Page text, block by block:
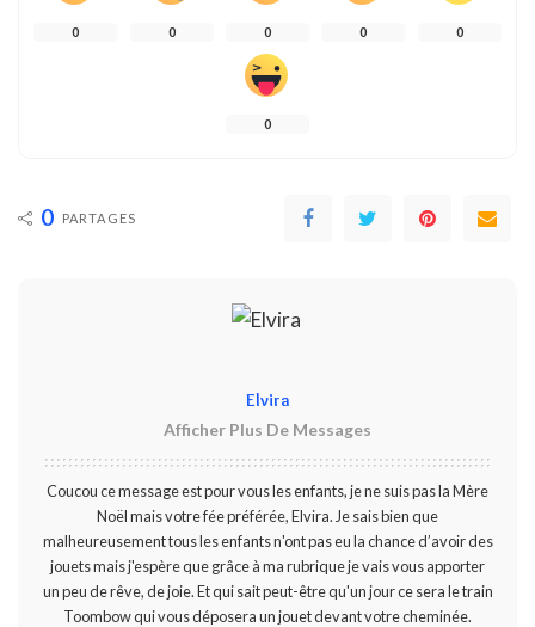
0 0 0 0 0
0
0 PARTAGES
Elvira
Afficher Plus De Messages
Coucou ce message est pour vous les enfants, je ne suis pas la Mère
Noël mais votre fée préférée, Elvira. Je sais bien que
malheureusement tous les enfants n'ont pas eu la chance d’avoir des
jouets mais j'espère que grâce à ma rubrique je vais vous apporter
un peu de rêve, de joie. Et qui sait peut-être qu'un jour ce sera le train
Toombow qui vous déposera un jouet devant votre cheminée.